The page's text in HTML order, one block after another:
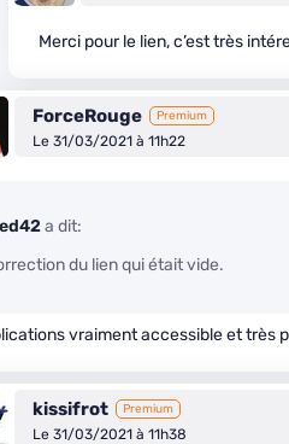
Merci pour le lien, c’est très
ForceRouge Premium
Le 31/03/2021 à 11h22
a dit:
du lien qui était vide.
vraiment accessible et très
kissifrot Premium
Le 31/03/2021 à 11h38